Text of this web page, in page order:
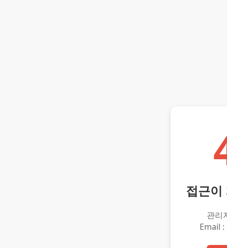
접근이
관리
Email